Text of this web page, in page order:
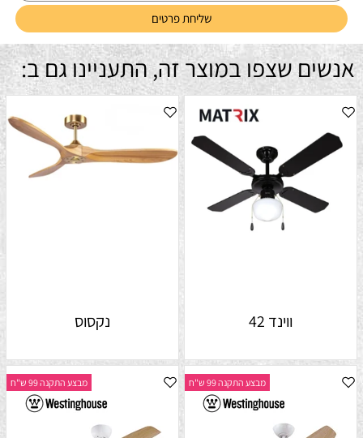
אנשים שצפו במוצר זה, התעניינו גם ב:
ווינד 42 נקסוס
מבצע התקנה 99 ש"ח מבצע התקנה 99 ש"ח